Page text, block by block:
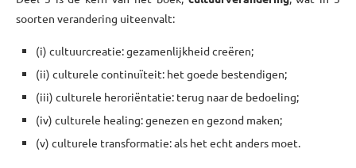
soorten verandering uiteenvalt:
(i) cultuurcreatie: gezamenlijkheid creëren;
(ii) culturele continuïteit: het goede bestendigen;
(iii) culturele heroriëntatie: terug naar de bedoeling;
(iv) culturele healing: genezen en gezond maken;
(v) culturele transformatie: als het echt anders moet.